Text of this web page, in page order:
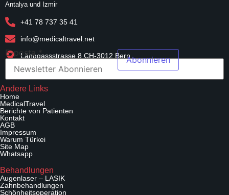
Antalya und Izmir
+41 78 737 35 41
info@medicaltravel.net
Länggassstrasse 8 CH-3012 Bern
E-posta*
Web E-
posta
Anfordern
Abonnieren
Andere Links
Home
MedicalTravel
Berichte von Patienten
Kontakt
AGB
Impressum
Warum Türkei
Site Map
Whatsapp
Behandlungen
Augenlaser – LASIK
Zahnbehandlungen
Schönheitsoperation